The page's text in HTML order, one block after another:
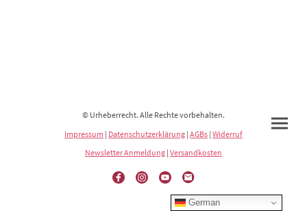
© Urheberrecht. Alle Rechte vorbehalten.
Impressum | Datenschutzerklärung | AGBs | Widerruf
Newsletter Anmeldung | Versandkosten
German